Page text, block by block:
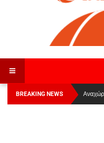
BREAKING NEWS
Οι
League 1